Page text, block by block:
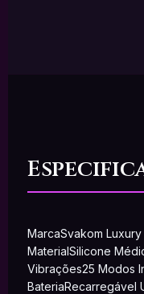
MarcaSvakom Luxury
MaterialSilicone
Vibrações25 Modos
BateriaRecarregável